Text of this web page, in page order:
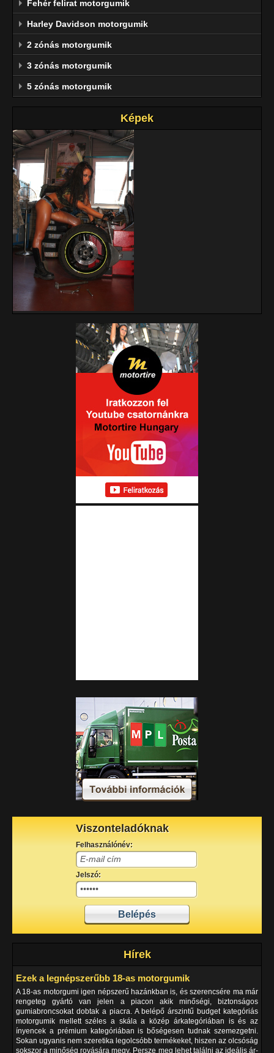
Fehér felirat motorgumik
Harley Davidson motorgumik
2 zónás motorgumik
3 zónás motorgumik
5 zónás motorgumik
Képek
Viszonteladóknak
Felhasználónév:
Jelszó:
Hírek
Ezek a legnépszerűbb 18-as motorgumik
A 18-as motorgumi igen népszerű hazánkban is, és szerencsére ma már
rengeteg gyártó van jelen a piacon akik minőségi, biztonságos
gumiabroncsokat dobtak a piacra. A belépő árszintű budget kategóriás
motorgumik mellett széles a skála a közép árkategóriában is és az
ínyencek a prémium kategóriában is bőségesen tudnak szemezgetni.
Sokan ugyanis nem szeretika legolcsóbb termékeket, hiszen az olcsóság
sokszor a minőség rovására megy. Persze meg lehet találni az ideális ár-